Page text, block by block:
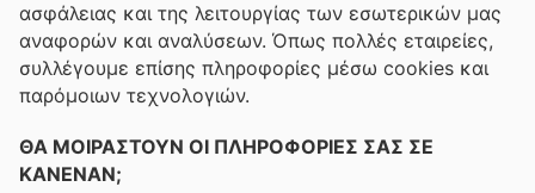
ασφάλειας και της λειτουργίας των εσωτερικών μας
αναφορών και αναλύσεων. Όπως πολλές εταιρείες,
συλλέγουμε επίσης πληροφορίες μέσω cookies και
παρόμοιων τεχνολογιών.
ΘΑ ΜΟΙΡΑΣΤΟΥΝ ΟΙ ΠΛΗΡΟΦΟΡΙΕΣ ΣΑΣ ΣΕ
ΚΑΝΕΝΑΝ;